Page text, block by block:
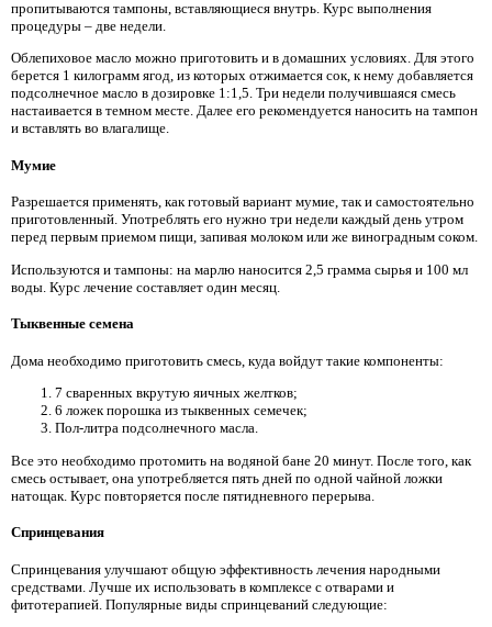
пропитываются тампоны, вставляющиеся внутрь. Курс выполнения
процедуры – две недели.
Облепиховое масло можно приготовить и в домашних условиях. Для этого
берется 1 килограмм ягод, из которых отжимается сок, к нему добавляется
подсолнечное масло в дозировке 1:1,5. Три недели получившаяся смесь
настаивается в темном месте. Далее его рекомендуется наносить на тампон
и вставлять во влагалище.
Мумие
Разрешается применять, как готовый вариант мумие, так и самостоятельно
приготовленный. Употреблять его нужно три недели каждый день утром
перед первым приемом пищи, запивая молоком или же виноградным соком.
Используются и тампоны: на марлю наносится 2,5 грамма сырья и 100 мл
воды. Курс лечение составляет один месяц.
Тыквенные семена
Дома необходимо приготовить смесь, куда войдут такие компоненты:
7 сваренных вкрутую яичных желтков;
6 ложек порошка из тыквенных семечек;
Пол-литра подсолнечного масла.
Все это необходимо протомить на водяной бане 20 минут. После того, как
смесь остывает, она употребляется пять дней по одной чайной ложки
натощак. Курс повторяется после пятидневного перерыва.
Спринцевания
Спринцевания улучшают общую эффективность лечения народными
средствами. Лучше их использовать в комплексе с отварами и
фитотерапией. Популярные виды спринцеваний следующие: